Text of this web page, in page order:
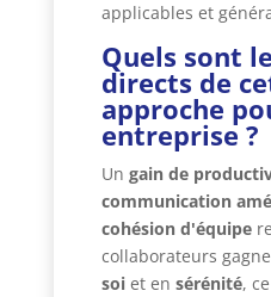
applicables et
Quels sont
directs de
approche
entreprise ?
Un gain de
communication
cohésion d'équipe
collaborateurs
soiet en sérénité,